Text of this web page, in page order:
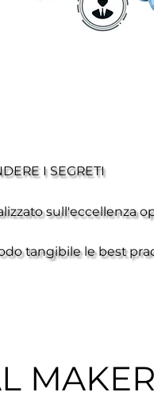
I SEGRETI
sull'eccellenza
tangibile le best